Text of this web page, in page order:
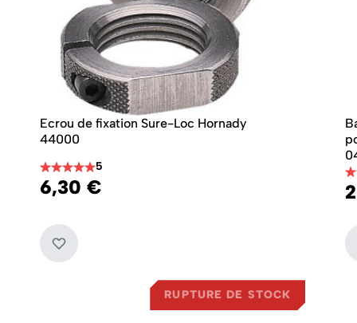
Ecrou de fixation Sure-Loc Hornady
44000
5
6,30 €
RUPTURE DE STOCK